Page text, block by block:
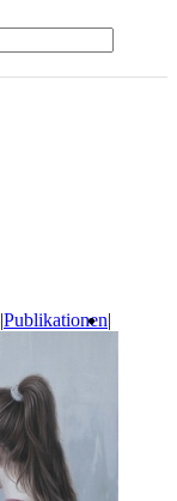
|Publikationen|